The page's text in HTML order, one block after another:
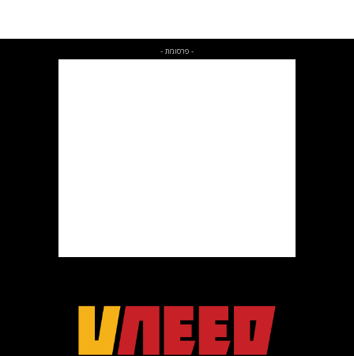
- פרסומת -